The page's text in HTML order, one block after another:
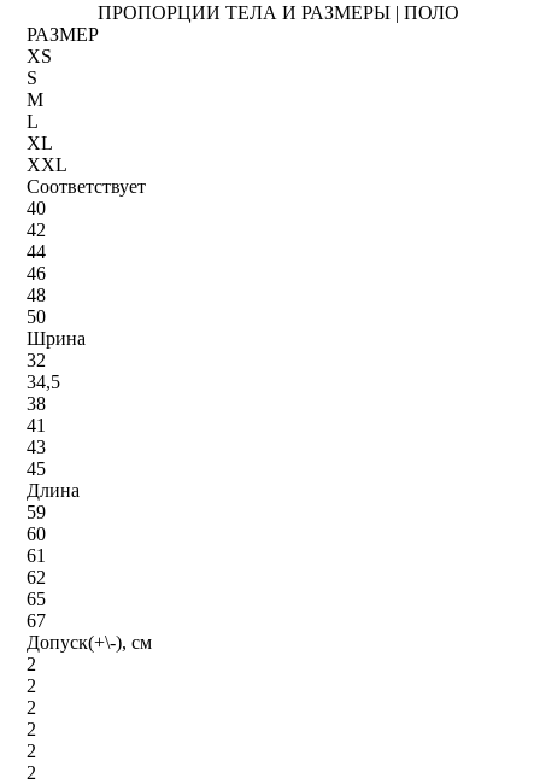
ПРОПОРЦИИ ТЕЛА И РАЗМЕРЫ | ПОЛО
РАЗМЕР
XS
S
M
L
XL
XXL
Соответствует
40
42
44
46
48
50
Шрина
32
34,5
38
41
43
45
Длина
59
60
61
62
65
67
Допуск(+\-), см
2
2
2
2
2
2